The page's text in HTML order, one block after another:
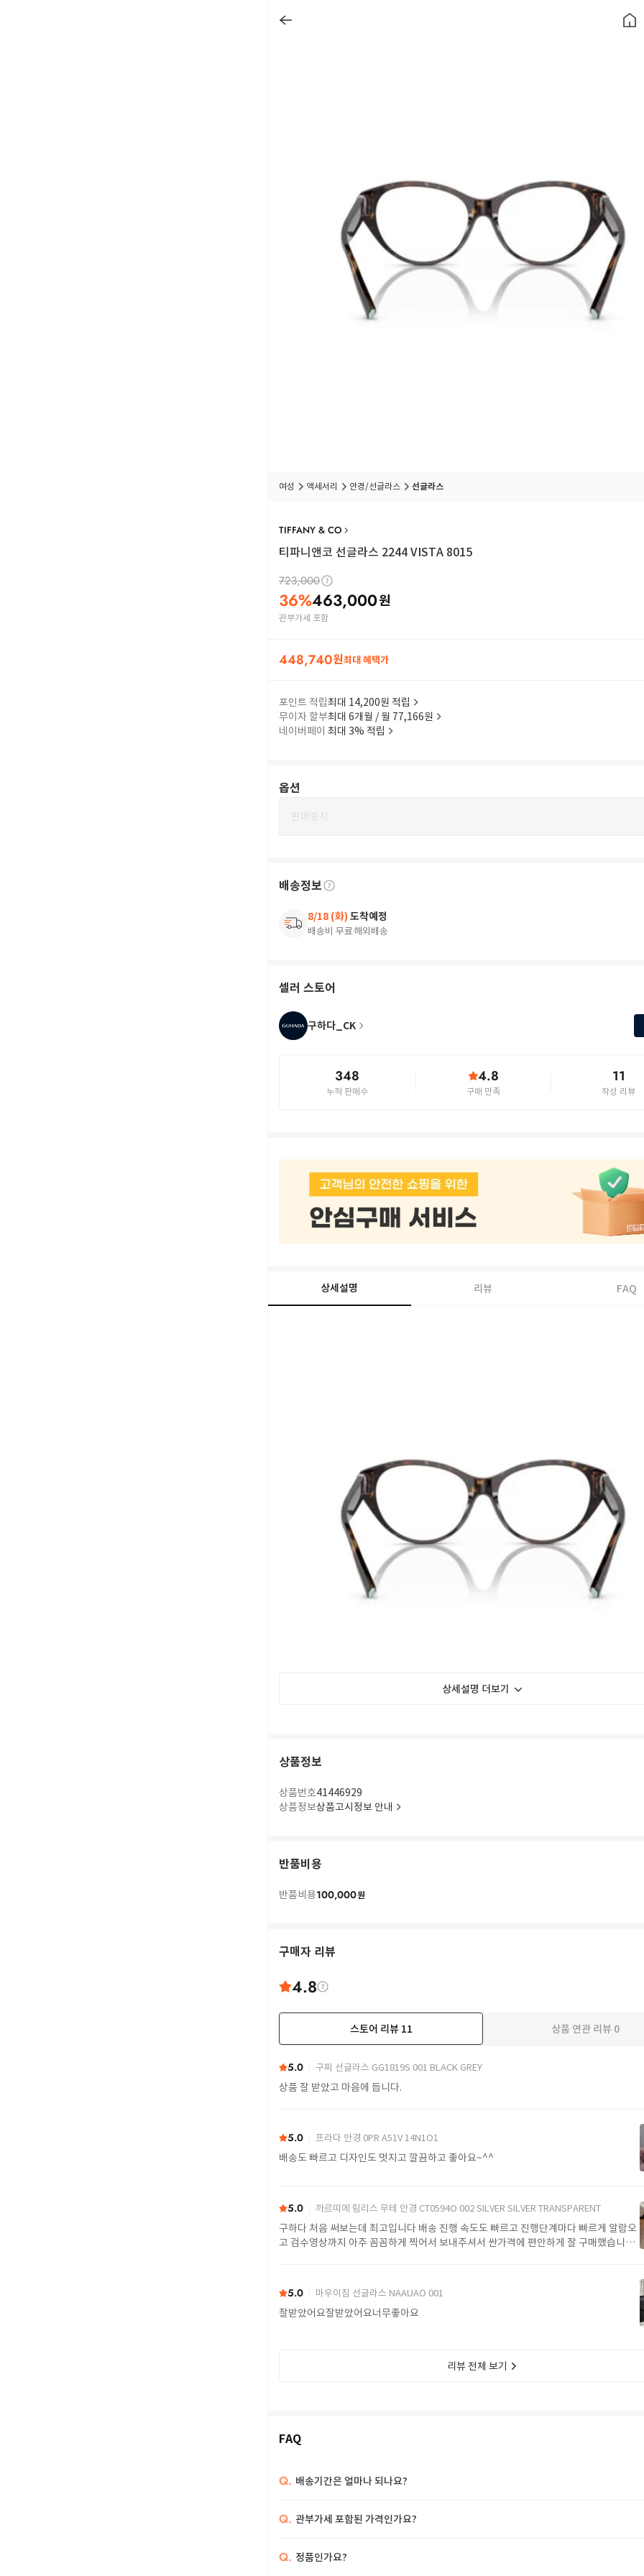
여성 액세서리 안경/선글라스 선글라스
TIFFANY & CO
티파니앤코 선글라스 2244 VISTA 8015
723,000
36%463,000원
관부가세 포함
448,740원최대 혜택가
포인트 적립최대 14,200원 적립
무이자 할부최대 6개월 / 월 77,166원
네이버페이 최대 3% 적립
옵션
판매중지
배송정보
8/18 (화) 도착예정
배송비 무료해외배송
셀러 스토어
구하다_CK
348
누적 판매수
4.8
구매 만족
11
작성 리뷰
상세설명 리뷰 FAQ
상세설명 더보기
상품정보
상품번호41446929
상품정보상품고시정보 안내
반품비용
반품비용100,000원
구매자 리뷰
4.8
스토어 리뷰 11 상품 연관 리뷰 0
5.0 구찌 선글라스 GG1819S 001 BLACK GREY
상품 잘 받았고 마음에 듭니다.
5.0 프라다 안경 0PR A51V 14N1O1
배송도 빠르고 디자인도 멋지고 깔끔하고 좋아요~^^
5.0 까르띠에 림리스 무테 안경 CT0594O 002 SILVER SILVER TRANSPARENT
구하다 처음 써보는데 최고입니다 배송 진행 속도도 빠르고 진행단계마다 빠르게 알람오
고 검수영상까지 아주 꼼꼼하게 찍어서 보내주셔서 싼가격에 편안하게 잘 구매했습니다.
5.0 마우이짐 선글라스 NAAUAO 001
잘받았어요잘받았어요너무좋아요
리뷰 전체 보기
FAQ
Q. 배송기간은 얼마나 되나요?
Q. 관부가세 포함된 가격인가요?
Q. 정품인가요?